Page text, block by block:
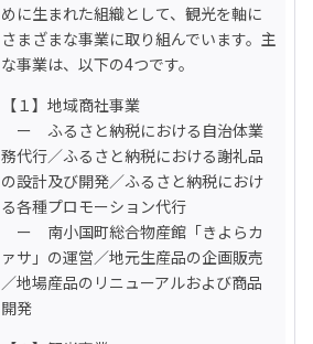
めに生まれた組織として、観光を軸に
さまざまな事業に取り組んでいます。主
な事業は、以下の4つです。
【１】地域商社事業
ー　ふるさと納税における自治体業
務代行／ふるさと納税における謝礼品
の設計及び開発／ふるさと納税におけ
る各種プロモーション代行
ー　南小国町総合物産館「きよらカ
ァサ」の運営／地元生産品の企画販売
／地場産品のリニューアルおよび商品
開発